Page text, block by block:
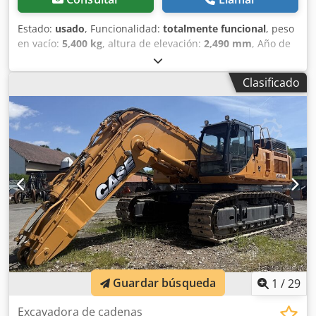
inventario: 2926-26
Estado: usado, Funcionalidad: totalmente funcional, peso
en vacío: 5,400 kg, altura de elevación: 2,490 mm, Año de
, horas de funcionamiento:
longitud total:5,550 mm, altura de construcción:2,500
, ancho de
construcción:
, Otros Clase de velocidad: 25
Crodowlxgaopfx Ak Djf Estado técnico: normal Estado de la
batería: normal
Clasificado
1 /29
Excavadora de cadenas
Guardar búsqueda